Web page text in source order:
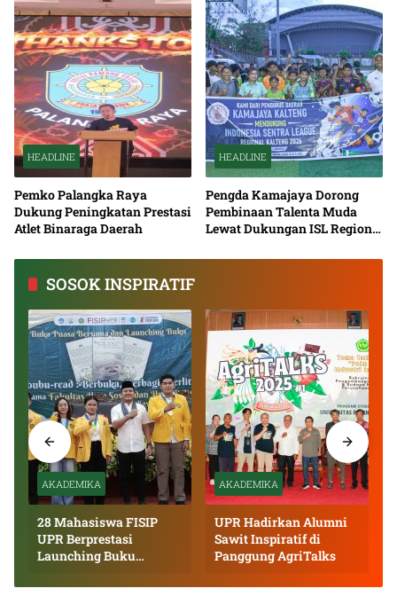
HEADLINE
Pemko Palangka Raya
Dukung Peningkatan Prestasi
Atlet Binaraga Daerah
HEADLINE
Pengda Kamajaya Dorong
Pembinaan Talenta Muda
Lewat Dukungan ISL Regional
SOSOK INSPIRATIF
AKADEMIKA
28 Mahasiswa FISIP
UPR Berprestasi
Launching Buku
AKADEMIKA
UPR Hadirkan Alumni
Sawit Inspiratif di
Panggung AgriTalks